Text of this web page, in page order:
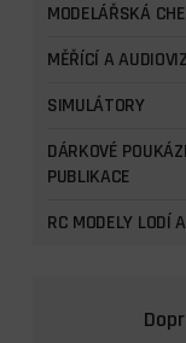
MODELÁŘSKÁ
MĚŘÍCÍ A
SIMULÁTORY
DÁRKOVÉ
PUBLIKACE
RC MODELY LODÍ